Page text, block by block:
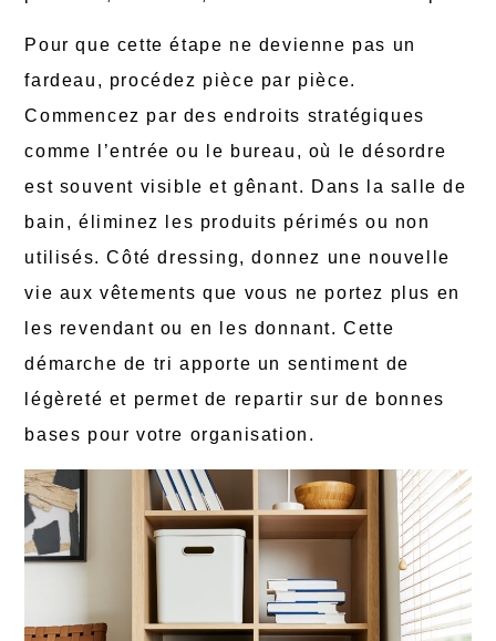
Pour que cette étape ne devienne pas un
fardeau, procédez pièce par pièce.
Commencez par des endroits stratégiques
comme l’entrée ou le bureau, où le désordre
est souvent visible et gênant. Dans la salle de
bain, éliminez les produits périmés ou non
utilisés. Côté dressing, donnez une nouvelle
vie aux vêtements que vous ne portez plus en
les revendant ou en les donnant. Cette
démarche de tri apporte un sentiment de
légèreté et permet de repartir sur de bonnes
bases pour votre organisation.